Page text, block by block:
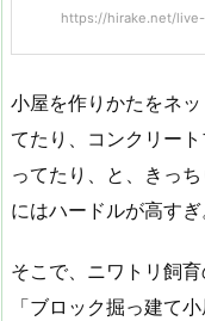
https://hirake.net/
小屋を作りかたをネ
てたり、コンクリー
ってたり、と、きっ
にはハードルが高すぎ
そこで、ニワトリ飼
「ブロック掘っ建て